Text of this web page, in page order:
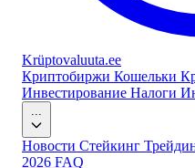
Krüptovaluuta.ee
Криптобиржи Кошельки
Инвестирование Налоги
Новости Стейкинг
2026 FAQ